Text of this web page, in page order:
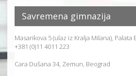
Savremena gimnazija
Masarikova 5 (ulaz iz Kralja Milana), Palata
+381 (0)11 4011 223
Cara Dušana 34, Zemun, Beograd